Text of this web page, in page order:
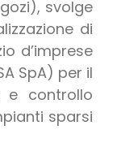
svolge
di
d’imprese
SpA) per il
e controllo
sparsi